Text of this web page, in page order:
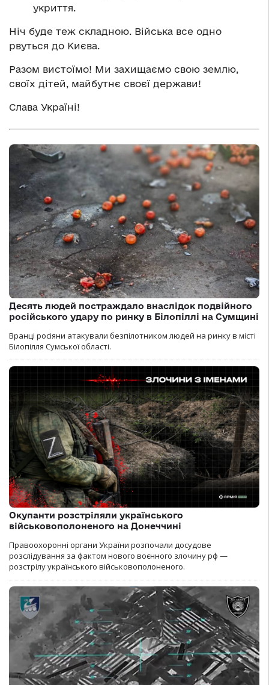
укриття.
Ніч буде теж складною. Війська все одно
рвуться до Києва.
Разом вистоїмо! Ми захищаємо свою землю,
своїх дітей, майбутнє своєї держави!
Слава Україні!
Десять людей постраждало внаслідок подвійного
російського удару по ринку в Білопіллі на Сумщині
Вранці росіяни атакували безпілотником людей на ринку в місті
Білопілля Сумської області.
Окупанти розстріляли українського
військовополоненого на Донеччині
Правоохоронні органи України розпочали досудове
розслідування за фактом нового воєнного злочину рф —
розстрілу українського військовополоненого.